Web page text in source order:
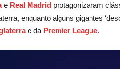
e Real Madrid protagonizaram
enquanto alguns gigantes
e da Premier League.